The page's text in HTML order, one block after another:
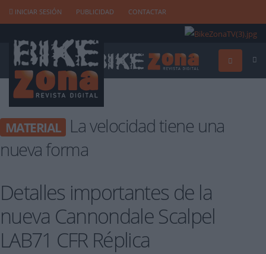
INICIAR SESIÓN PUBLICIDAD CONTACTAR
MATERIAL La velocidad tiene una
nueva forma
Detalles importantes de la
nueva Cannondale Scalpel
LAB71 CFR Réplica